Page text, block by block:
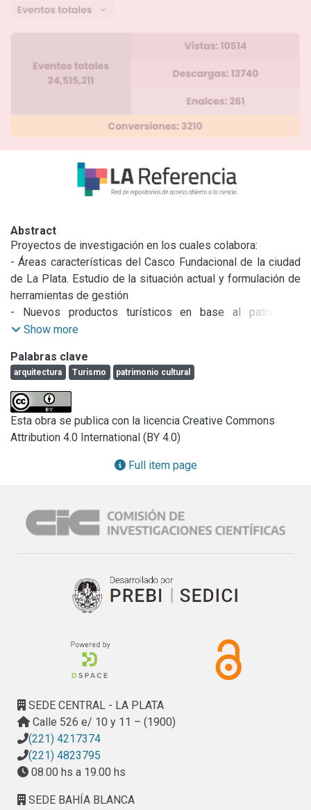
Abstract
Proyectos de investigación en los cuales colabora:
- Áreas características del Casco Fundacional de la ciudad
de La Plata. Estudio de la situación actual y formulación de
herramientas de gestión
- Nuevos productos turísticos en base al patrimonio
cultural. Posibilidades de su inclusión en la oferta
Show more
Palabras clave
arquitectura Turismo patrimonio cultural
Esta obra se publica con la licencia Creative Commons
Attribution 4.0 International (BY 4.0)
Full item page
SEDE CENTRAL - LA PLATA
Calle 526 e/ 10 y 11 – (1900)
(221) 4217374
(221) 4823795
08.00 hs a 19.00 hs
SEDE BAHÍA BLANCA